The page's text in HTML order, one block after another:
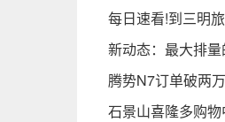
每日速看!到三明
新动态：最大排
腾势N7订单破两
石景山喜隆多购